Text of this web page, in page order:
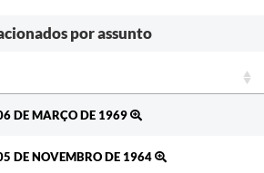
por assunto
DE MARÇO DE 1969
DE NOVEMBRO DE 1964